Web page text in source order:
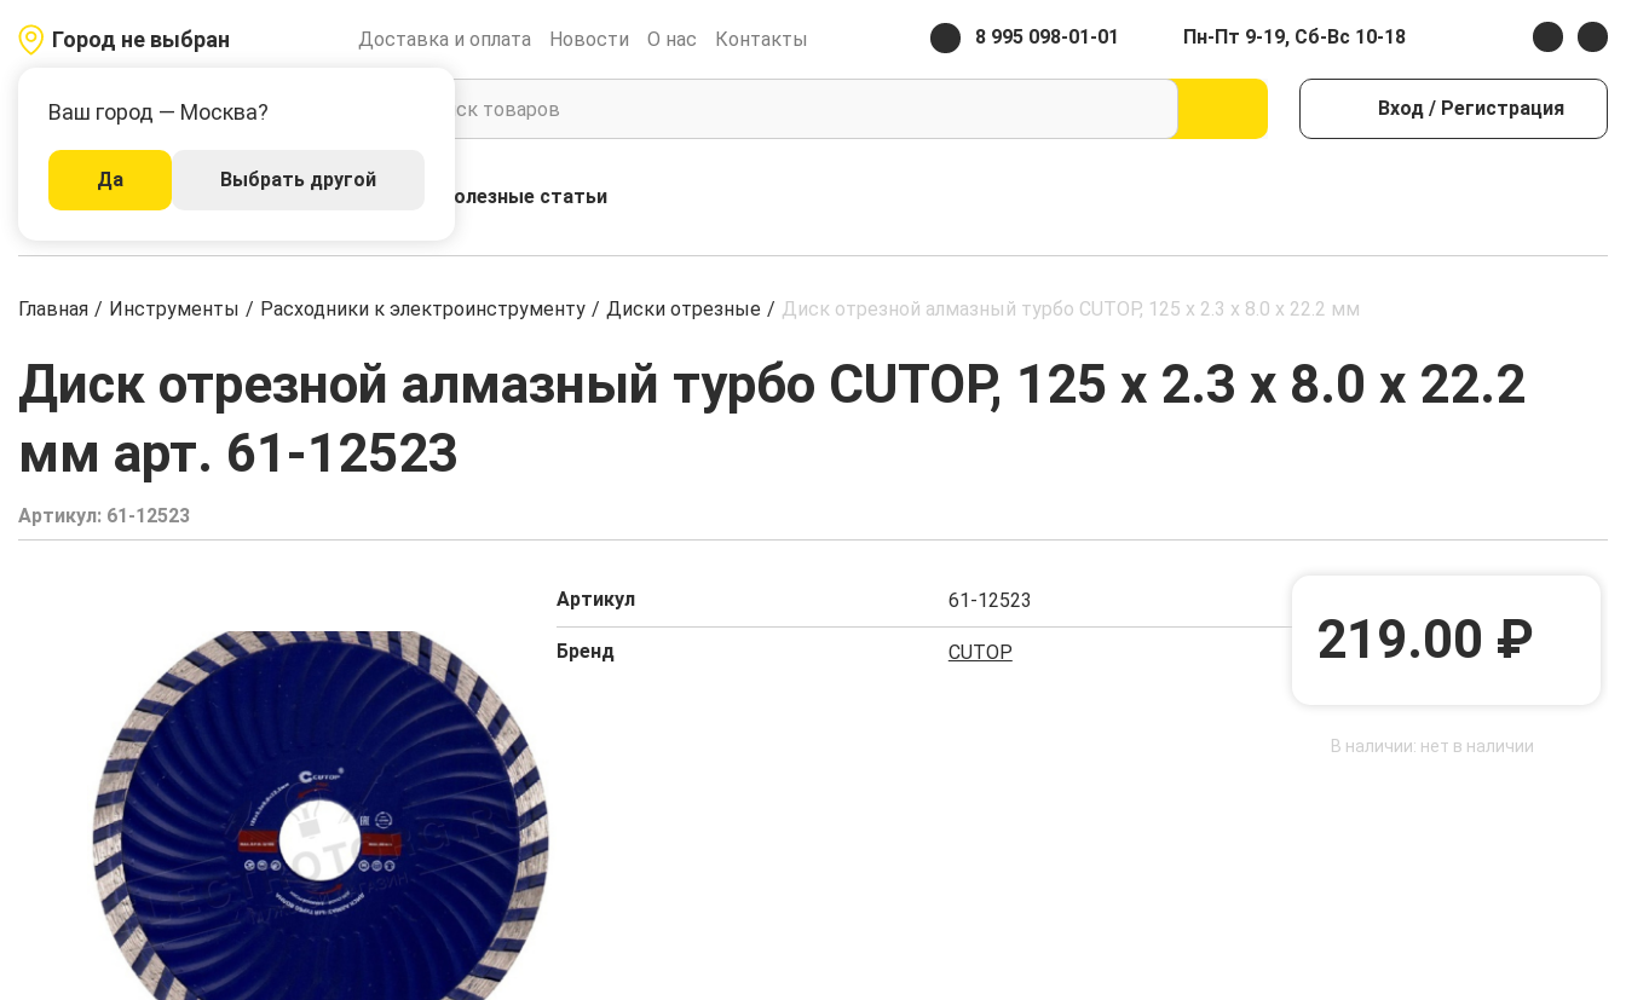
Город не выбран
Ваш город — Москва?
Да Выбрать другой
Доставка и оплата Новости О нас Контакты 8 995 098-01-01 Пн-Пт 9-19, Сб-Вс 10-18
Вход / Регистрация
Каталог Акции Полезные статьи
Главная / Инструменты / Расходники к электроинструменту / Диски отрезные / Диск отрезной алмазный турбо CUTOP, 125 x 2.3 x 8.0 x 22.2 мм
Диск отрезной алмазный турбо CUTOP, 125 x 2.3 x 8.0 x 22.2
мм арт. 61-12523
Артикул: 61-12523
Артикул 61-12523
Бренд CUTOP 219.00 ₽
В наличии: нет в наличии